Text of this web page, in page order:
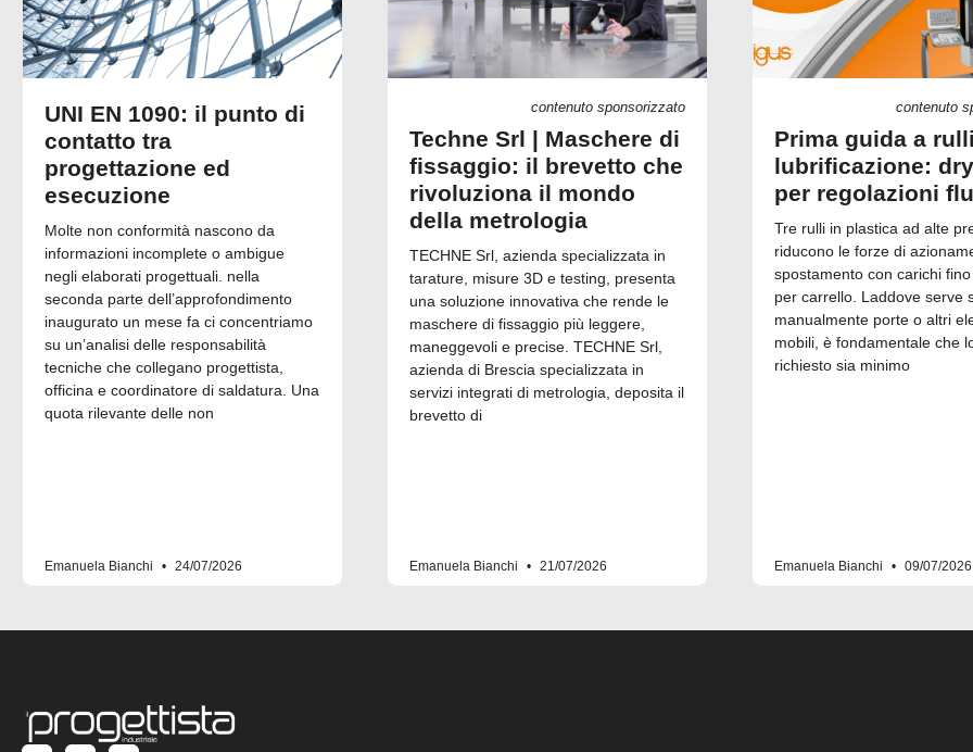
UNI EN 1090: il punto di
contatto tra
progettazione ed
esecuzione
Molte non conformità nascono da
informazioni incomplete o ambigue
negli elaborati progettuali. nella
seconda parte dell’approfondimento
inaugurato un mese fa ci concentriamo
su un’analisi delle responsabilità
tecniche che collegano progettista,
officina e coordinatore di saldatura. Una
quota rilevante delle non
Emanuela Bianchi 24/07/2026
contenuto sponsorizzato
Techne Srl | Maschere di
fissaggio: il brevetto che
rivoluziona il mondo
della metrologia
TECHNE Srl, azienda specializzata in
tarature, misure 3D e testing, presenta
una soluzione innovativa che rende le
maschere di fissaggio più leggere,
maneggevoli e precise. TECHNE Srl,
azienda di Brescia specializzata in
servizi integrati di metrologia, deposita il
brevetto di
Emanuela Bianchi 21/07/2026
contenuto
Prima guida a
lubrificazione:
per regolazioni
Tre rulli in plastica ad alte
riducono le forze di
spostamento con carichi
per carrello. Laddove serve
manualmente porte o altri
mobili, è fondamentale che
richiesto sia minimo
Emanuela Bianchi 09/07/2026